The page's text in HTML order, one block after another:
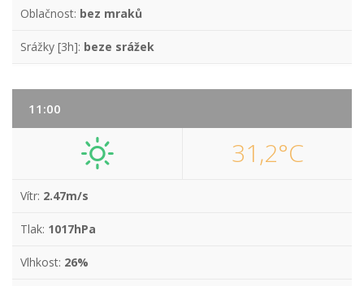
Oblačnost: bez mraků
Srážky [3h]: beze srážek
11:00
31,2°C
Vítr: 2.47m/s
Tlak: 1017hPa
Vlhkost: 26%